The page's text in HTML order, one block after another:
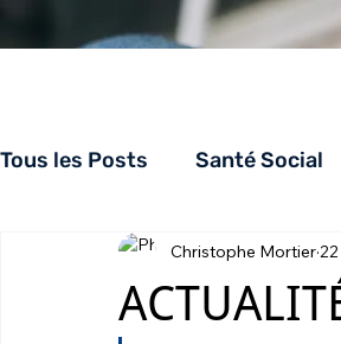
Tous les Posts Santé Social
Appuiloge Christophe Mortier